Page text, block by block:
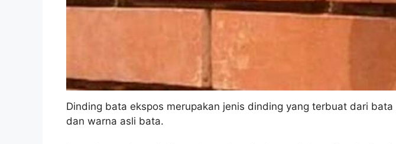
Dinding bata ekspos merupakan jenis dinding yang terbuat dari
dan warna asli bata.